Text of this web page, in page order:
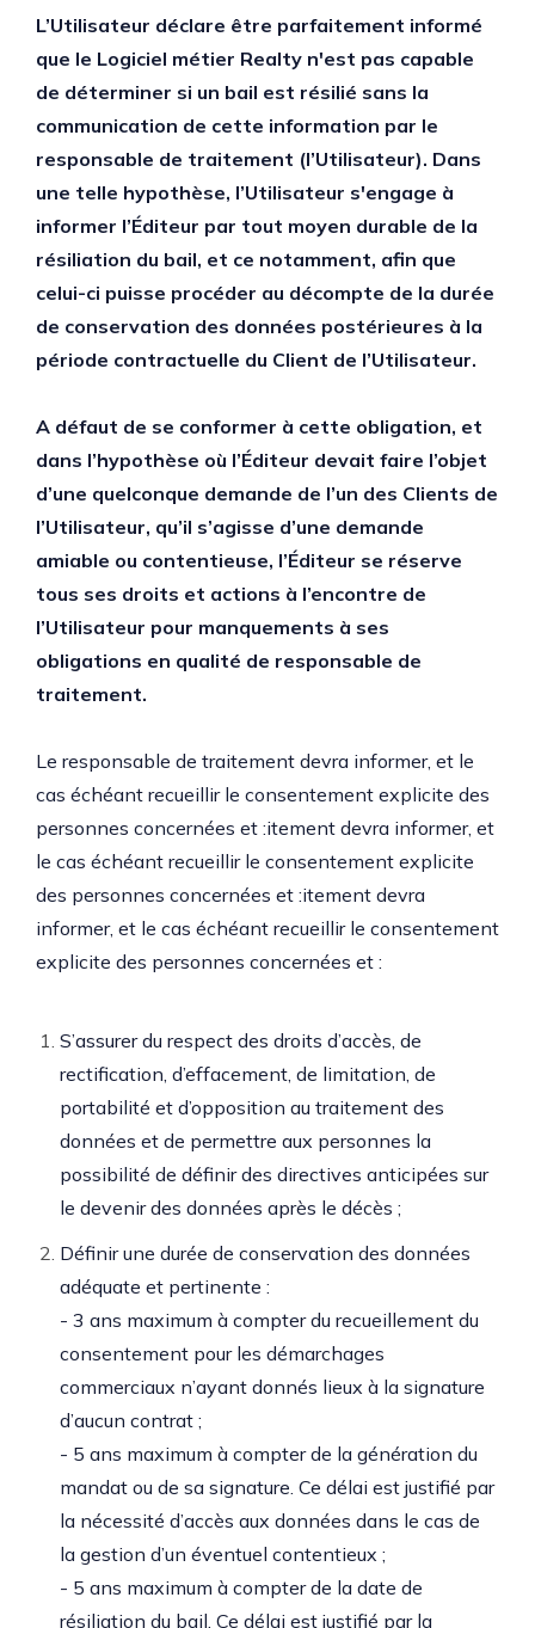
L’Utilisateur déclare être parfaitement informé
que le Logiciel métier Realty n'est pas capable
de déterminer si un bail est résilié sans la
communication de cette information par le
responsable de traitement (l’Utilisateur). Dans
une telle hypothèse, l’Utilisateur s'engage à
informer l’Éditeur par tout moyen durable de la
résiliation du bail, et ce notamment, afin que
celui-ci puisse procéder au décompte de la durée
de conservation des données postérieures à la
période contractuelle du Client de l’Utilisateur.
A défaut de se conformer à cette obligation, et
dans l’hypothèse où l’Éditeur devait faire l’objet
d’une quelconque demande de l’un des Clients de
l’Utilisateur, qu’il s’agisse d’une demande
amiable ou contentieuse, l’Éditeur se réserve
tous ses droits et actions à l’encontre de
l’Utilisateur pour manquements à ses
obligations en qualité de responsable de
traitement.
Le responsable de traitement devra informer, et le
cas échéant recueillir le consentement explicite des
personnes concernées et :itement devra informer, et
le cas échéant recueillir le consentement explicite
des personnes concernées et :itement devra
informer, et le cas échéant recueillir le consentement
explicite des personnes concernées et :
S’assurer du respect des droits d’accès, de
rectification, d’effacement, de limitation, de
portabilité et d’opposition au traitement des
données et de permettre aux personnes la
possibilité de définir des directives anticipées sur
le devenir des données après le décès ;
Définir une durée de conservation des données
adéquate et pertinente :
- 3 ans maximum à compter du recueillement du
consentement pour les démarchages
commerciaux n’ayant donnés lieux à la signature
d’aucun contrat ;
- 5 ans maximum à compter de la génération du
mandat ou de sa signature. Ce délai est justifié par
la nécessité d’accès aux données dans le cas de
la gestion d’un éventuel contentieux ;
- 5 ans maximum à compter de la date de
résiliation du bail. Ce délai est justifié par la